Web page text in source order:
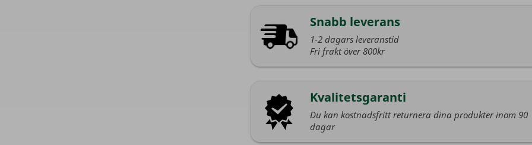
Snabb leverans
1-2 dagars leveranstid
Fri frakt över 800kr
Kvalitetsgaranti
Du kan kostnadsfritt returnera dina produkter inom 90
dagar